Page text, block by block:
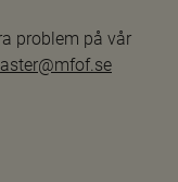
and legal
of
shall have
competent
origins. Where
problem på vår